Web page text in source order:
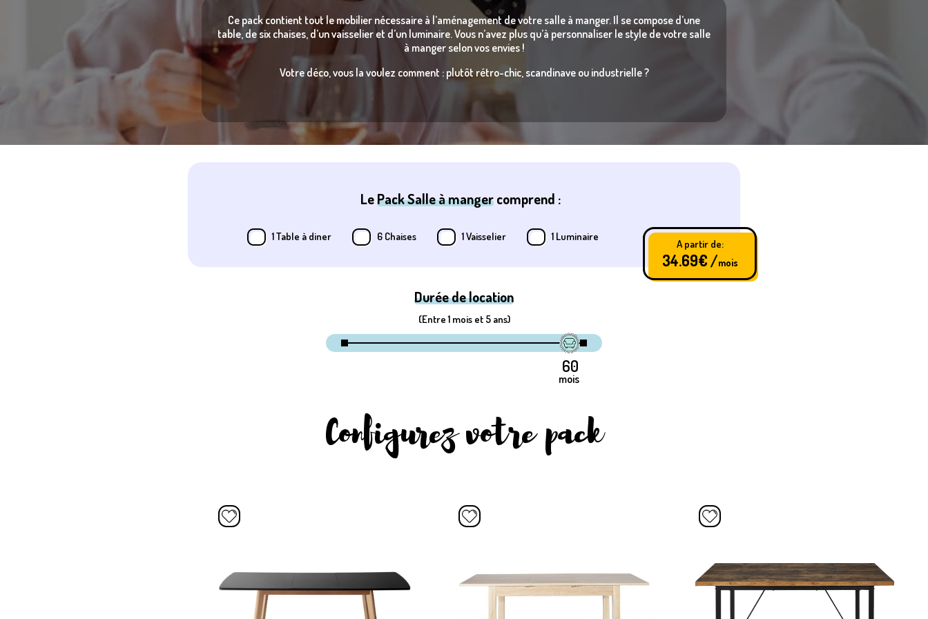
Ce pack contient tout le mobilier nécessaire à l’aménagement de votre salle à manger. Il se compose d’une
table, de six chaises, d’un vaisselier et d’un luminaire. Vous n’avez plus qu’à personnaliser le style de votre salle
à manger selon vos envies !
Votre déco, vous la voulez comment : plutôt rétro-chic, scandinave ou industrielle ?
LePack Salle à mangercomprend :
1 Table à diner 6 Chaises 1 Vaisselier 1 Luminaire
A partir de:
34.69€ /mois
Durée de location
(Entre 1 mois et 5 ans)
mois
Configurez votre pack